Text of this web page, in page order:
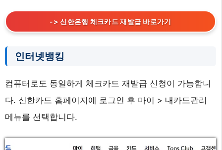
-> 신한은행 체크카드 재발급 바로가기
인터넷뱅킹
컴퓨터로도 동일하게 체크카드 재발급 신청이 가능합니
다. 신한카드 홈페이지에 로그인 후 마이 > 내카드관리
메뉴를 선택합니다.